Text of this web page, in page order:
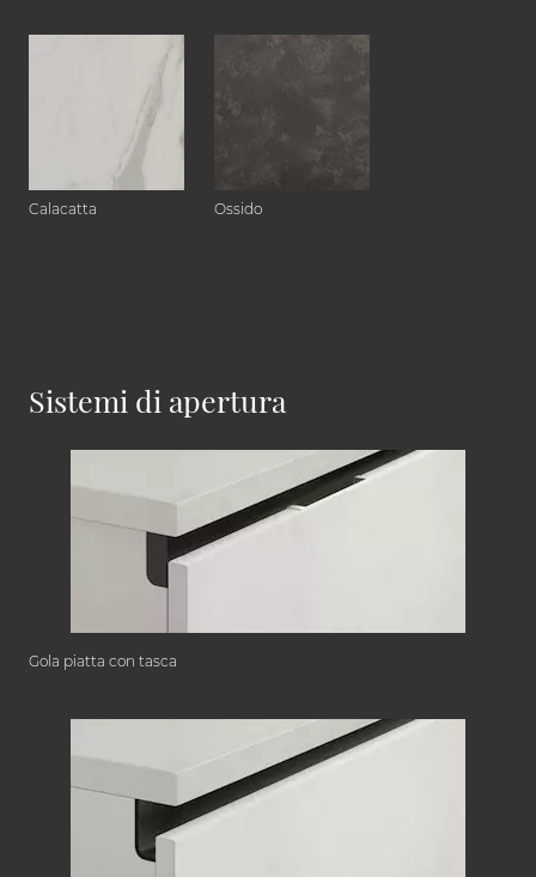
Calacatta Ossido
Sistemi di apertura
Gola piatta con tasca